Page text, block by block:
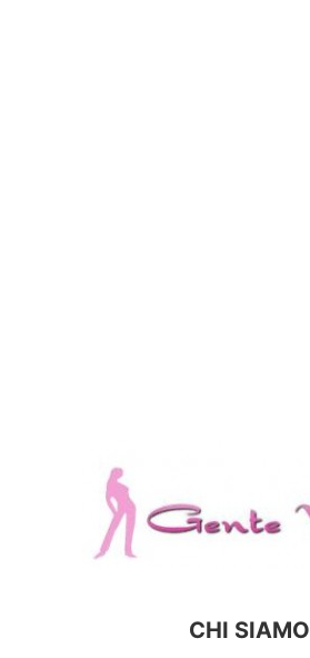
CHI SIAMO